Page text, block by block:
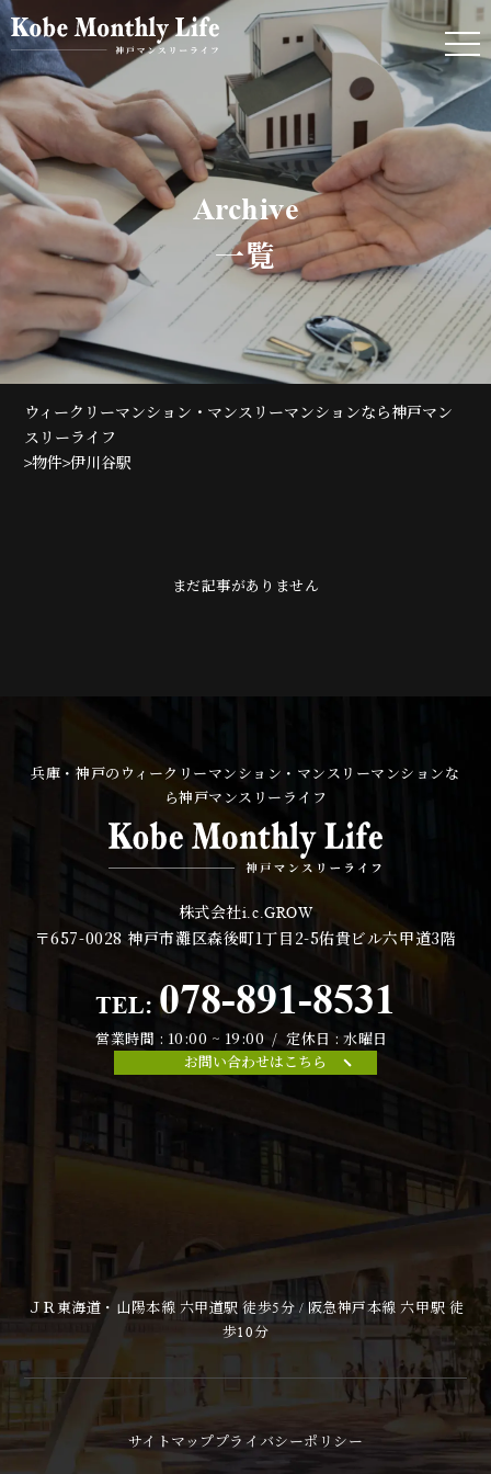
Archive
一覧
ウィークリーマンション・マンスリーマンションなら神戸マン
スリーライフ
>物件>伊川谷駅
まだ記事がありません
兵庫・神戸のウィークリーマンション・マンスリーマンションな
ら神戸マンスリーライフ
株式会社i.c.GROW
〒657-0028神戸市灘区森後町1丁目2-5佑貴ビル六甲道3階
TEL: 078-891-8531
営業時間 : 10:00 ~ 19:00 / 定休日 : 水曜日
お問い合わせはこちら
ＪＲ東海道・山陽本線 六甲道駅 徒歩5分 / 阪急神戸本線 六甲駅 徒
歩10分
サイトマップ プライバシーポリシー